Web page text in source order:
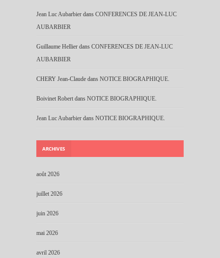
Jean Luc Aubarbier dans CONFERENCES DE JEAN-LUC
AUBARBIER
Guillaume Hellier dans CONFERENCES DE JEAN-LUC
AUBARBIER
CHERY Jean-Claude dans NOTICE BIOGRAPHIQUE.
Boivinet Robert dans NOTICE BIOGRAPHIQUE.
Jean Luc Aubarbier dans NOTICE BIOGRAPHIQUE.
ARCHIVES
août 2026
juillet 2026
juin 2026
mai 2026
avril 2026